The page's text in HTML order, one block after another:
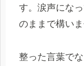
す。涙声にな
のままで構いま
整った言葉で